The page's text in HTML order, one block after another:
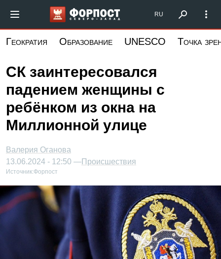
основному
Форпост Северо-Запад
RU
Геократия Образование UNESCO Точка
СК заинтересовался
падением женщины с
ребёнком из окна на
Миллионной улице
Валерия Оганова
13.06.2024 - 12:50 —Происшествия
Источник:Форпост